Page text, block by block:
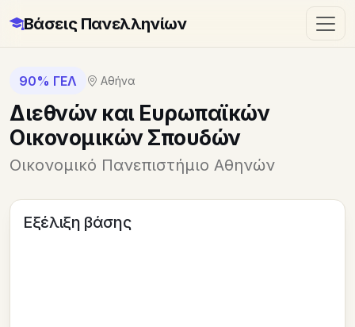
Βάσεις Πανελληνίων
90% ΓΕΛ Αθήνα
Διεθνών και Ευρωπαϊκών
Οικονομικών Σπουδών
Οικονομικό Πανεπιστήμιο Αθηνών
Εξέλιξη βάσης